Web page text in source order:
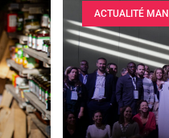
ACTUALITÉ